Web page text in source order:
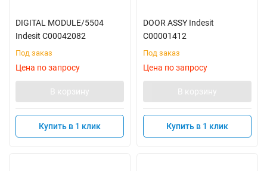
DIGITAL MODULE/5504
Indesit C00042082
Под заказ
Цена по запросу
В корзину
Купить в 1 клик
DOOR ASSY Indesit
C00001412
Под заказ
Цена по запросу
В корзину
Купить в 1 клик